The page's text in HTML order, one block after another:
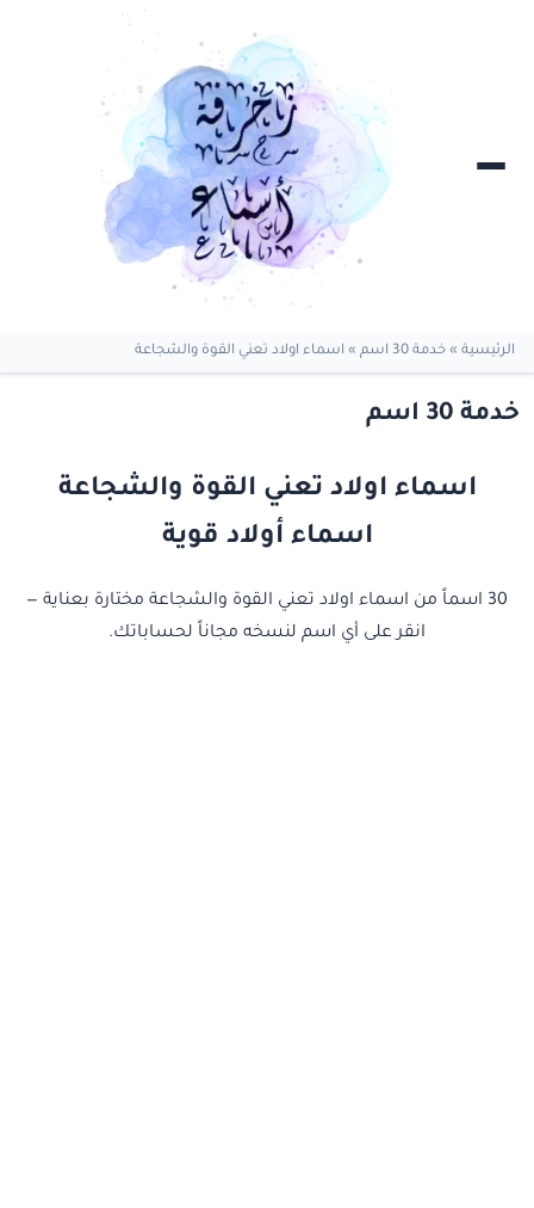
الرئيسية » خدمة 30 اسم » اسماء اولاد تعني القوة والشجاعة
خدمة 30 اسم
اسماء اولاد تعني القوة والشجاعة
اسماء أولاد قوية
30 اسماً من اسماء اولاد تعني القوة والشجاعة مختارة بعناية —
انقر على أي اسم لنسخه مجاناً لحساباتك.